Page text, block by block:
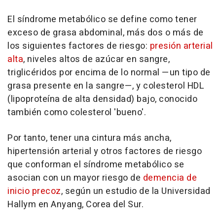
El síndrome metabólico se define como tener
exceso de grasa abdominal, más dos o más de
los siguientes factores de riesgo: presión arterial
alta, niveles altos de azúcar en sangre,
triglicéridos por encima de lo normal —un tipo de
grasa presente en la sangre—, y colesterol HDL
(lipoproteína de alta densidad) bajo, conocido
también como colesterol 'bueno'.
Por tanto, tener una cintura más ancha,
hipertensión arterial y otros factores de riesgo
que conforman el síndrome metabólico se
asocian con un mayor riesgo de demencia de
inicio precoz, según un estudio de la Universidad
Hallym en Anyang, Corea del Sur.